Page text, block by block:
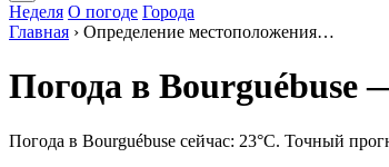
Неделя О погоде Города
Главная › Определение местоположения…
Погода в Bourguébusе
Погода в Bourguébusе сейчас: 23°C. Точный